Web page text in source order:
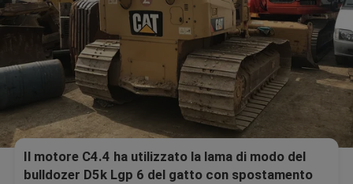
Il motore C4.4 ha utilizzato la lama di modo del
bulldozer D5k Lgp 6 del gatto con spostamento